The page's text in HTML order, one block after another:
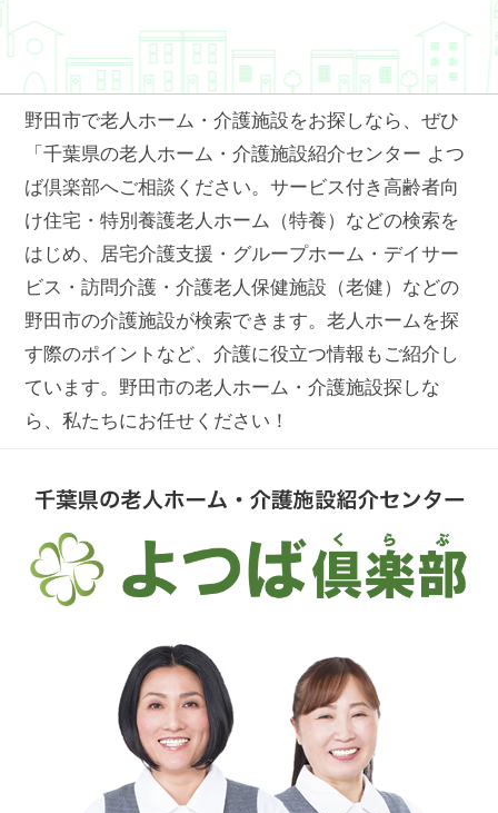
野田市で老人ホーム・介護施設をお探しなら、ぜひ
「千葉県の老人ホーム・介護施設紹介センター よつ
ば倶楽部へご相談ください。サービス付き高齢者向
け住宅・特別養護老人ホーム（特養）などの検索を
はじめ、居宅介護支援・グループホーム・デイサー
ビス・訪問介護・介護老人保健施設（老健）などの
野田市の介護施設が検索できます。老人ホームを探
す際のポイントなど、介護に役立つ情報もご紹介し
ています。野田市の老人ホーム・介護施設探しな
ら、私たちにお任せください！